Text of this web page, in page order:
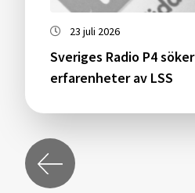
23 juli 2026
Sveriges Radio P4 söker
erfarenheter av LSS